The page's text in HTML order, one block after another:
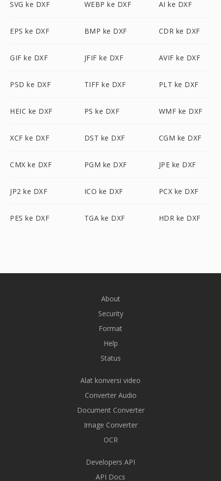
SVG ke DXF WEBP ke DXF AI ke DXF
EPS ke DXF BMP ke DXF CDR ke DXF
GIF ke DXF JFIF ke DXF AVIF ke DXF
PSD ke DXF TIFF ke DXF PLT ke DXF
HEIC ke DXF PS ke DXF WMF ke DXF
XCF ke DXF DST ke DXF CGM ke DXF
CMX ke DXF PGM ke DXF JPE ke DXF
JP2 ke DXF ICO ke DXF PCX ke DXF
PES ke DXF TGA ke DXF HDR ke DXF
About
Security
Format
Help
Status
Alat konversi video
Converter Audio
Document Converter
Image Converter
OCR
Developers API
API Docs